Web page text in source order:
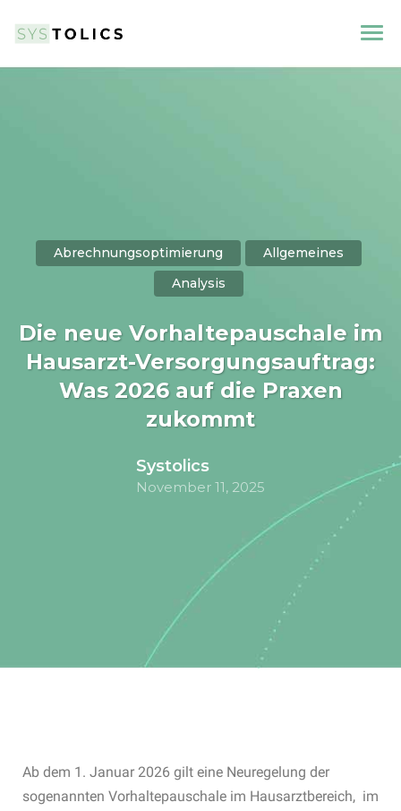
Abrechnungsoptimierung
Allgemeines
Analysis
Die neue Vorhaltepauschale im
Hausarzt-Versorgungsauftrag:
Was 2026 auf die Praxen
zukommt
Systolics
November 11, 2025
Ab dem 1. Januar 2026 gilt eine Neuregelung der
sogenannten Vorhaltepauschale im Hausarztbereich, im